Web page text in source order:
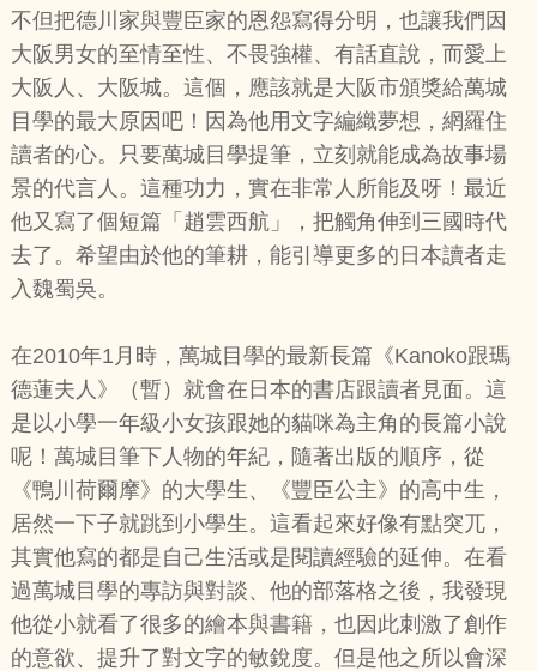
不但把德川家與豐臣家的恩怨寫得分明，也讓我們因
大阪男女的至情至性、不畏強權、有話直說，而愛上
大阪人、大阪城。這個，應該就是大阪市頒獎給萬城
目學的最大原因吧！因為他用文字編織夢想，網羅住
讀者的心。只要萬城目學提筆，立刻就能成為故事場
景的代言人。這種功力，實在非常人所能及呀！最近
他又寫了個短篇「趙雲西航」，把觸角伸到三國時代
去了。希望由於他的筆耕，能引導更多的日本讀者走
入魏蜀吳。
在2010年1月時，萬城目學的最新長篇《Kanoko跟瑪
德蓮夫人》（暫）就會在日本的書店跟讀者見面。這
是以小學一年級小女孩跟她的貓咪為主角的長篇小說
呢！萬城目筆下人物的年紀，隨著出版的順序，從
《鴨川荷爾摩》的大學生、《豐臣公主》的高中生，
居然一下子就跳到小學生。這看起來好像有點突兀，
其實他寫的都是自己生活或是閱讀經驗的延伸。在看
過萬城目學的專訪與對談、他的部落格之後，我發現
他從小就看了很多的繪本與書籍，也因此刺激了創作
的意欲、提升了對文字的敏銳度。但是他之所以會深